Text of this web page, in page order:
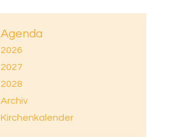
Agenda
2026
2027
2028
Archiv
Kirchenkalender